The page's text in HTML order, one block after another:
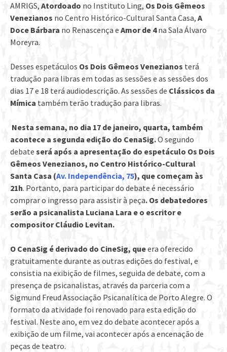
AMRIGS, Atordoado no Instituto Ling, Os Dois Gêmeos
Venezianos no Centro Histórico-Cultural Santa Casa, A
Doce Bárbara no Renascença e Amor de 4na Sala Álvaro
Moreyra.
Desses espetáculos Os Dois Gêmeos Venezianos terá
tradução para libras em todas as sessões e as sessões dos
dias 17 e 18 terá audiodescrição. As sessões de Clássicos da
Mímica também terão tradução para libras.
Nesta semana, no dia 17 de janeiro, quarta, também
acontece a segunda edição do CenaSig.O segundo
debate será após a apresentação do espetáculo Os Dois
Gêmeos Venezianos, no Centro Histórico-Cultural
Santa Casa (Av. Independência, 75), que começam às
21h. Portanto, para participar do debate é necessário
comprar o ingresso para assistir à peça. Os debatedores
serão a psicanalista Luciana Lara e o escritor e
compositor Cláudio Levitan.
O CenaSig é derivado do CineSig, queera oferecido
gratuitamente durante as outras edições do festival, e
consistia na exibição de filmes, seguida de debate, com a
presença de psicanalistas, através da parceria com a
Sigmund Freud Associação Psicanalítica de Porto Alegre. O
formato da atividade foi renovado para esta edição do
festival. Neste ano, em vez do debate acontecer após a
exibição de um filme, vai acontecer após a encenação de
peças de teatro.